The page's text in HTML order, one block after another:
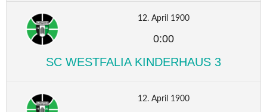
12. April 1900
0:00
SC WESTFALIA KINDERHAUS 3
12. April 1900